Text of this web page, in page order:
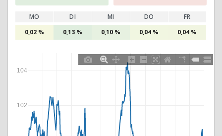
102
104
MO DI MI DO
FR
0,02 %
0,13 % 0,10 % 0,04 % 0,04 %